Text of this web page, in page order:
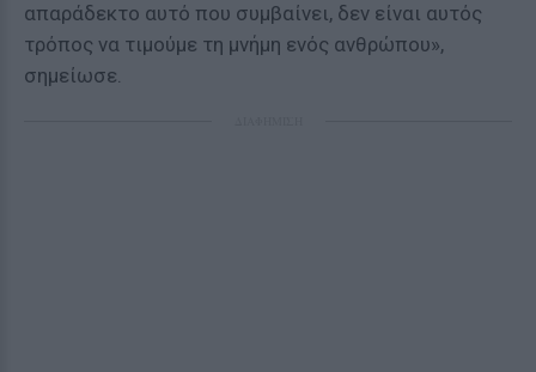
απαράδεκτο αυτό που συμβαίνει, δεν είναι αυτός
τρόπος να τιμούμε τη μνήμη ενός ανθρώπου»,
σημείωσε.